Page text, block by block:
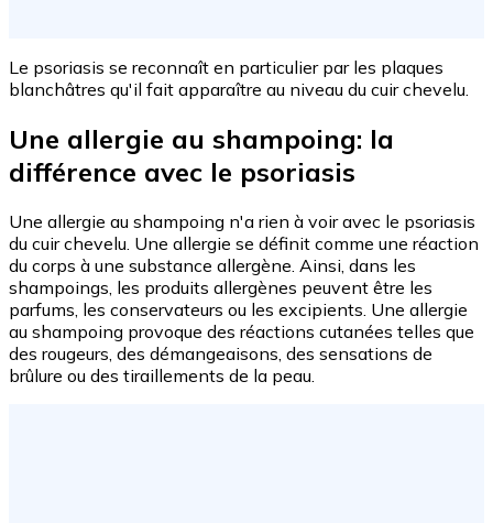
Le psoriasis se reconnaît en particulier par les plaques
blanchâtres qu'il fait apparaître au niveau du cuir chevelu.
Une allergie au shampoing: la
différence avec le psoriasis
Une allergie au shampoing n'a rien à voir avec le psoriasis
du cuir chevelu. Une allergie se définit comme une réaction
du corps à une substance allergène. Ainsi, dans les
shampoings, les produits allergènes peuvent être les
parfums, les conservateurs ou les excipients. Une allergie
au shampoing provoque des réactions cutanées telles que
des rougeurs, des démangeaisons, des sensations de
brûlure ou des tiraillements de la peau.